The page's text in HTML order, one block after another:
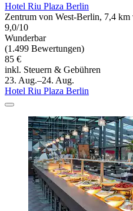
Hotel Riu Plaza Berlin
Zentrum von West-Berlin, 7,4
9,0/10
Wunderbar
(1.499 Bewertungen)
85 €
inkl. Steuern & Gebühren
23. Aug.–24. Aug.
Hotel Riu Plaza Berlin